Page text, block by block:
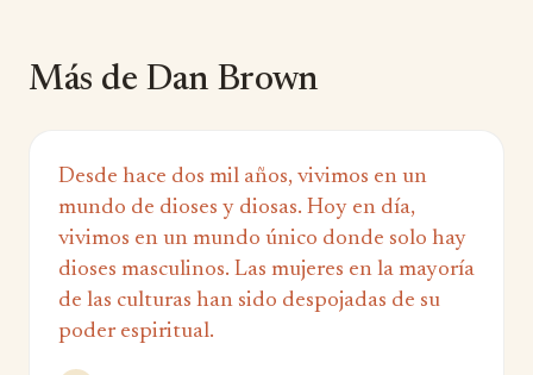
Más de Dan Brown
Desde hace dos mil años, vivimos en un
mundo de dioses y diosas. Hoy en día,
vivimos en un mundo único donde solo hay
dioses masculinos. Las mujeres en la mayoría
de las culturas han sido despojadas de su
poder espiritual.